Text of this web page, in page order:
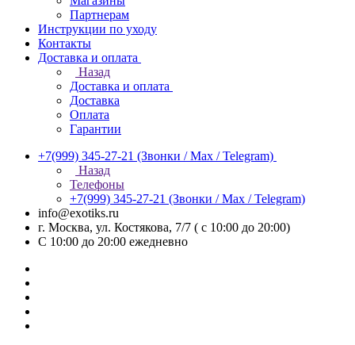
Партнерам
Инструкции по уходу
Контакты
Доставка и оплата
Назад
Доставка и оплата
Доставка
Оплата
Гарантии
+7(999) 345-27-21 (Звонки / Max / Telegram)
Назад
Телефоны
+7(999) 345-27-21 (Звонки / Max / Telegram)
info@exotiks.ru
г. Москва, ул. Костякова, 7/7 ( с 10:00 до 20:00)
С 10:00 до 20:00 ежедневно